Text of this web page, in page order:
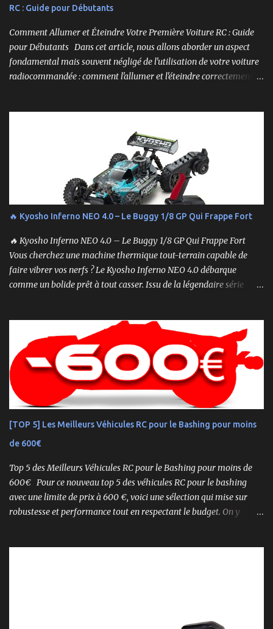
RC : Guide pour Débutants
Comment Allumer et Éteindre Votre Première Voiture RC : Guide
pour Débutants Dans cet article, nous allons aborder un aspect
fondamental mais souvent négligé de l'utilisation de votre voiture
radiocommandée : comment l'allumer et l'éteindre correctement.
🔥 Kyosho Inferno NEO 4.0 – Le Buggy 1/8 GP Qui Frappe Fort
🔥 Kyosho Inferno NEO 4.0 – Le Buggy 1/8 GP Qui Frappe Fort
Vous cherchez une machine thermique tout-terrain capable de
faire vibrer vos nerfs ? Le Kyosho Inferno NEO 4.0 débarque
comme un bolide prêt à tout casser. Issu de la légendaire série
de boîte. 🏆 Héritage de Compétition, Prêt pour l’Aventure Basé sur
une plateforme au palmarès impressionnant — dont plusieurs
titres de champion du monde — le NEO 4.0 est conçu pour la
performance pure. Que vous soyez débutant ou mordu confirmé ,
ce buggy offre une prise en main rapide , une construction robuste
et une conduite précise , aussi bien sur piste que sur terrain
assemblé Moteur thermique KE21SP avec lanceur manuel
Électronique installée Carrosserie peinte et décorée Radio à volant
[TOP 5] Les Meilleurs Véhicules RC pour le Bashing pour moins
de 600€
Top 5 des Meilleurs Véhicules RC pour le Bashing pour moins de
600€ Pour ce nouveau top 5 des véhicules RC pour le bashing
avec une limite de prix à 600 €, voici une sélection qui mise sur
robustesse et performance tout en respectant le budget. On y